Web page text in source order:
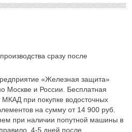
сразу после
«Железная защита»
Москве и России. Бесплатная
МКАД при покупке водосточных
на сумму от 14 900 руб.
при наличии попутной машины в
4-5 дней после